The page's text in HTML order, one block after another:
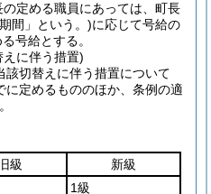
の定める職員にあっては、町長
間」という。)に応じて号給の
号給とする。
に伴う措置)
該切替えに伴う措置について
に定めるもののほか、条例の適
旧級
新級
1級